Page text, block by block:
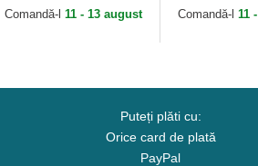
New York Yankees
Comandă-l 11 - 13 august
New York
Comandă-l11
Puteți plăti cu:
Orice card de plată
PayPal